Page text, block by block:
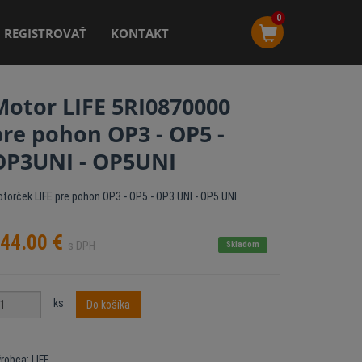
REGISTROVAŤ KONTAKT
0
LIFE 5RI0870000
pohon OP3 - OP5 -
- OP5UNI
LIFE pre pohon OP3 - OP5 - OP3 UNI - OP5 UNI
€ s DPH Skladom
ks Do košíka